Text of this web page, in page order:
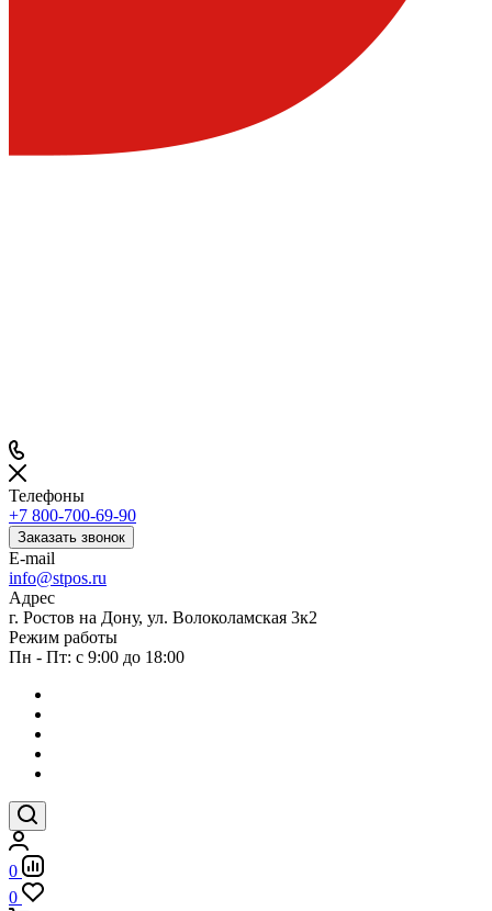
Телефоны
+7 800-700-69-90
Заказать звонок
E-mail
info@stpos.ru
Адрес
г. Ростов на Дону, ул. Волоколамская 3к2
Режим работы
Пн - Пт: с 9:00 до 18:00
0
0